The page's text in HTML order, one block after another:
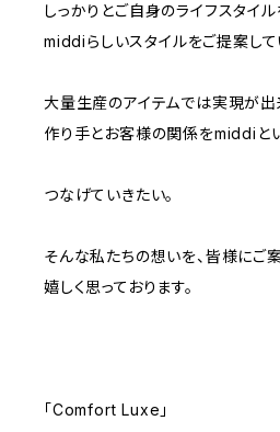
しっかりとご自身のライフスタイ
middiらしいスタイルをご提案して
大量生産のアイテムでは実現が出
作り手とお客様の関係をmiddiと
つなげていきたい。
そんな私たちの想いを、皆様にご
嬉しく思っております。
「Comfort Luxe」